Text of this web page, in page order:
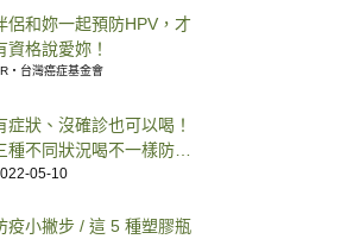
侶和妳一起預防HPV，才
資格說愛妳！
・台灣癌症基金會
症狀、沒確診也可以喝！
種不同狀況喝不一樣防疫
05-10
疫小撇步 / 這 5 種塑膠瓶